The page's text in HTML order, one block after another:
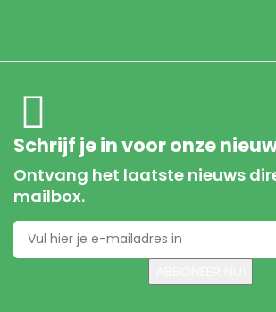
Schrijf je in voor onze
Ontvang het laatste nieuws
mailbox.